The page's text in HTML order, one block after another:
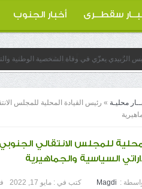
سقطــرى أخبار الجنوب
الزُبيدي يعزّي في وفاة الشخصية الوطنية
محليـة » رئيس القيادة المحلية للمجلس
للمجلس الانتقالي
السياسية والجماهيرية
:
Magdi كتب في : مايو 17, 2022